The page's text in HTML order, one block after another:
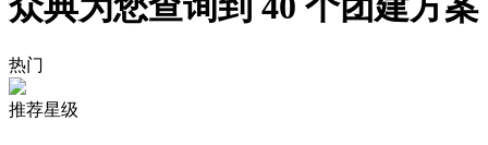
热门
推荐星级